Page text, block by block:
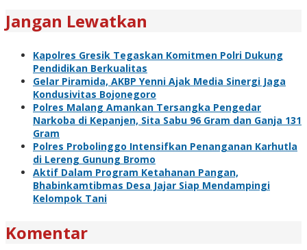
Jangan Lewatkan
Kapolres Gresik Tegaskan Komitmen Polri Dukung
Pendidikan Berkualitas
Gelar Piramida, AKBP Yenni Ajak Media Sinergi Jaga
Kondusivitas Bojonegoro
Polres Malang Amankan Tersangka Pengedar
Narkoba di Kepanjen, Sita Sabu 96 Gram dan Ganja 131
Gram
Polres Probolinggo Intensifkan Penanganan Karhutla
di Lereng Gunung Bromo
Aktif Dalam Program Ketahanan Pangan,
Bhabinkamtibmas Desa Jajar Siap Mendampingi
Kelompok Tani
Komentar